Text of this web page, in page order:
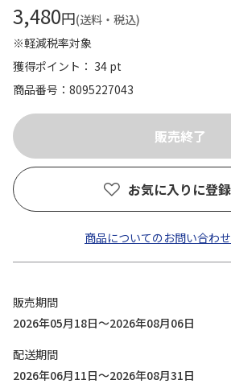
3,480円(送料・税込)
※軽減税率対象
獲得ポイント： 34 pt
商品番号
8095227043
お気に入りに登
商品についてのお問い合わ
販売期間
2026年05月18日～2026年08月06日
配送期間
2026年06月11日～2026年08月31日